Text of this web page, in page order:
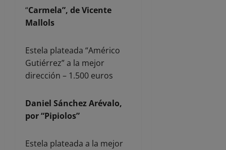
“Carmela”, de Vicente
Mallols
Estela plateada “Américo
Gutiérrez” a la mejor
dirección – 1.500 euros
Daniel Sánchez Arévalo,
por “Pipiolos”
Estela plateada a la mejor